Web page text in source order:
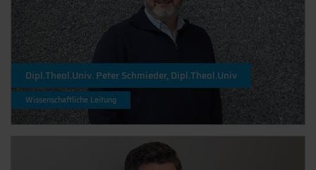
Dipl.Theol.Univ. Peter Schmieder, Dipl.Theol.Univ
Wissenschaftliche Leitung